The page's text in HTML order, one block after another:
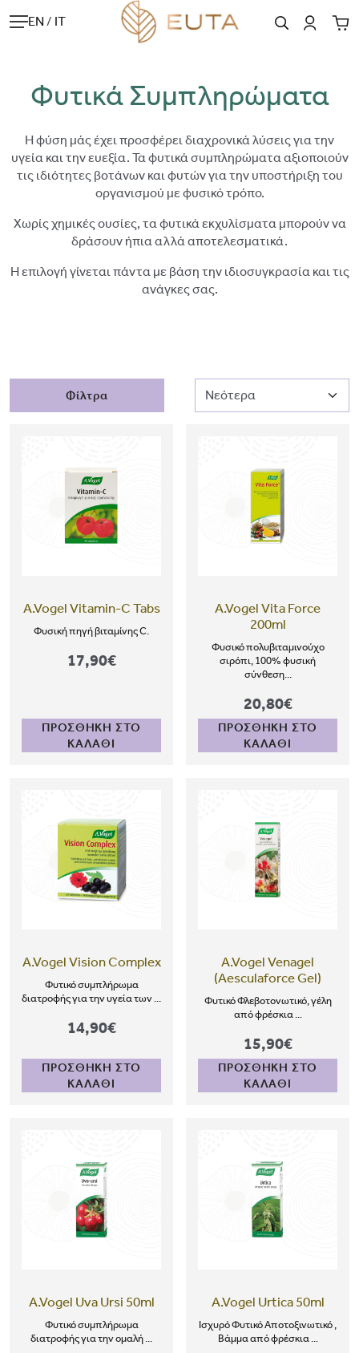
EN / IT
Φυτικά Συμπληρώματα
Η φύση μάς έχει προσφέρει διαχρονικά λύσεις για την
υγεία και την ευεξία. Τα φυτικά συμπληρώματα αξιοποιούν
τις ιδιότητες βοτάνων και φυτών για την υποστήριξη του
οργανισμού με φυσικό τρόπο.
Χωρίς χημικές ουσίες, τα φυτικά εκχυλίσματα μπορούν να
δράσουν ήπια αλλά αποτελεσματικά.
Η επιλογή γίνεται πάντα με βάση την ιδιοσυγκρασία και τις
ανάγκες σας.
Φίλτρα
A.Vogel Vitamin-C Tabs
Φυσική πηγή βιταμίνης C.
17,90€
ΠΡΟΣΘΗΚΗ ΣΤΟ
ΚΑΛΑΘΙ
A.Vogel Vita Force
200ml
Φυσικό πολυβιταμινούχο
σιρόπι, 100% φυσική
σύνθεση...
20,80€
ΠΡΟΣΘΗΚΗ ΣΤΟ
ΚΑΛΑΘΙ
A.Vogel Vision Complex
Φυτικό συμπλήρωμα
διατροφής για την υγεία των ...
14,90€
ΠΡΟΣΘΗΚΗ ΣΤΟ
ΚΑΛΑΘΙ
A.Vogel Venagel
(Aesculaforce Gel)
Φυτικό Φλεβοτονωτικό, γέλη
από φρέσκια ...
15,90€
ΠΡΟΣΘΗΚΗ ΣΤΟ
ΚΑΛΑΘΙ
A.Vogel Uva Ursi 50ml
Φυτικό συμπλήρωμα
διατροφής για την ομαλή ...
A.Vogel Urtica 50ml
Ισχυρό Φυτικό Αποτοξινωτικό ,
Βάμμα από φρέσκια ...